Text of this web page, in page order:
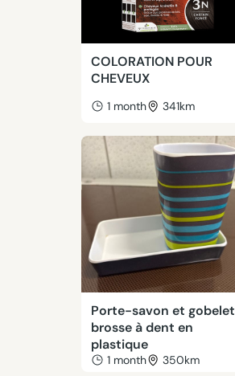
COLORATION POUR
CHEVEUX
1 month 341km
Porte-savon et gobelet
brosse à dent en
plastique
1 month 350km